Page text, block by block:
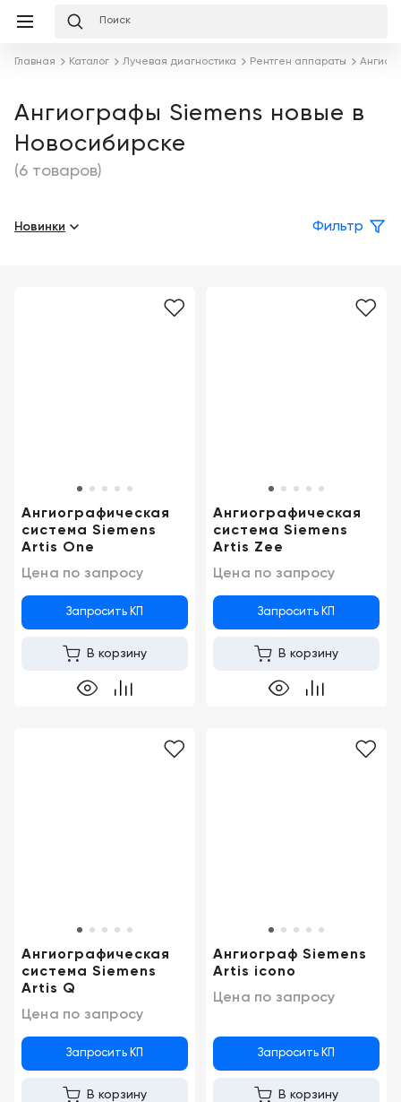
Клиника
ключ
кабинет
Подробнее
Лизинг
Льготное
кредитование
обслуживание
оплата
Отзывы
о
Главная Каталог Лучевая диагностика Рентген аппараты
Ангиографы Siemens новые в
Новосибирске
(6 товаров)
Новинки Фильтр
Ангиографическая
система Siemens
Artis One
Цена по запросу
Запросить КП
В корзину
Ангиографическая
система Siemens
Artis Zee
Цена по запросу
Запросить КП
В корзину
Ангиографическая
система Siemens
Artis Q
Цена по запросу
Запросить КП
В корзину
Ангиограф Siemens
Artis icono
Цена по запросу
Запросить КП
В корзину